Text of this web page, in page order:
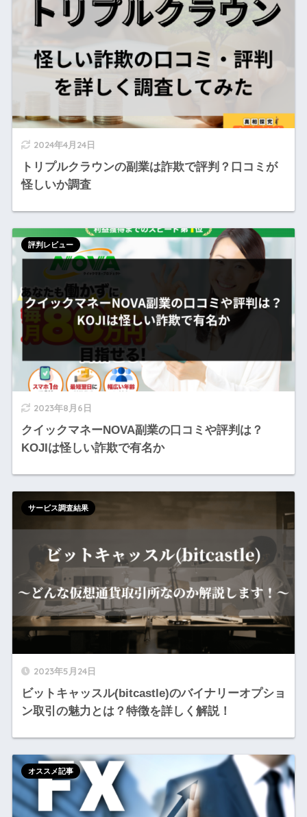
2024年4月24日
トリプルクラウンの副業は詐欺で評判？口コミが
怪しいか調査
2023年8月6日
クイックマネーNOVA副業の口コミや評判は？
KOJIは怪しい詐欺で有名か
評判レビュー
2023年5月24日
ビットキャッスル(bitcastle)のバイナリーオプショ
ン取引の魅力とは？特徴を詳しく解説！
サービス調査結果
オススメ記事